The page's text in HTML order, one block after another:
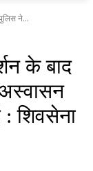
ने...
के बाद
: शिवसेना